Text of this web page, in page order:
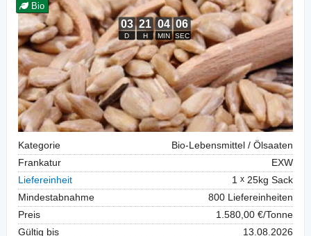
Bio
Kategorie
Bio-Lebensmittel / Ölsaaten
Frankatur
EXW
Liefereinheit
1
25kg Sack
Mindestabnahme
800 Liefereinheiten
Preis
1.580,00 €/Tonne
Gültig bis
13.08.2026